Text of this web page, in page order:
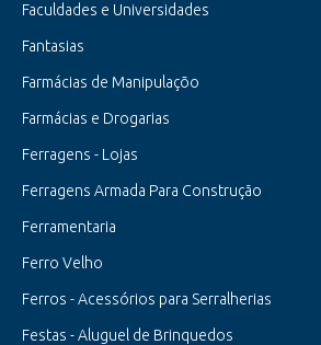
Faculdades e Universidades
Fantasias
Farmácias de Manipulaçõo
Farmácias e Drogarias
Ferragens - Lojas
Ferragens Armada Para Construção
Ferramentaria
Ferro Velho
Ferros - Acessórios para Serralherias
Festas - Aluguel de Brinquedos